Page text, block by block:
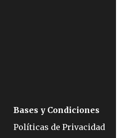
Bases y Condiciones
Políticas de Privacidad